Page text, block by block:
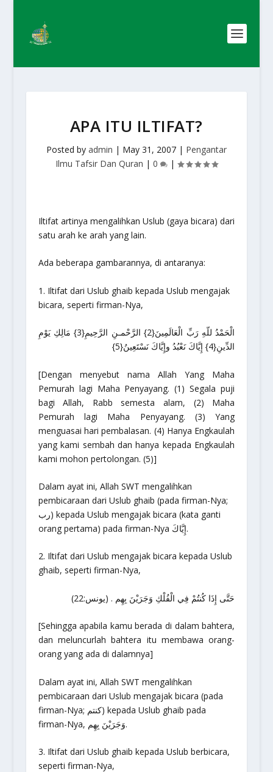
APA ITU ILTIFAT?
Posted by admin | May 31, 2007| Pengantar
Ilmu Tafsir Dan Quran | 0 |
Iltifatartinya mengalihkan Uslub (gaya bicara) dari
satu arah ke arah yang lain.
Ada beberapa gambarannya, di antaranya:
1. Iltifatdari Uslub ghaib kepada Uslub mengajak
bicara, seperti firman-Nya,
الْحَمْدُ للّهِ رَبِّ الْعَالَمِينَ{2} الرَّحْمـنِ الرَّحِيمِ{3} مَالِكِ يَوْمِ
الدِّينِ{4} إِيَّاكَ نَعْبُدُ وإِيَّاكَ نَسْتَعِينُ{5}
[Dengan menyebut nama Allah Yang Maha
Pemurah lagi Maha Penyayang. (1) Segala puji
bagi Allah, Rabb semesta alam, (2) Maha
Pemurah lagi Maha Penyayang. (3) Yang
menguasai hari pembalasan. (4) Hanya Engkaulah
yang kami sembah dan hanya kepada Engkaulah
kami mohon pertolongan. (5)]
Dalam ayat ini, Allah SWT mengalihkan
pembicaraan dari Uslub ghaib (pada firman-Nya;
رب) kepada Uslub mengajak bicara (kata ganti
orang pertama) pada firman-Nya إِيَّاكَ.
2. Iltifat dari Uslub mengajak bicara kepada Uslub
ghaib, seperti firman-Nya,
حَتَّى إِذَا كُنتُمْ فِي الْفُلْكِ وَجَرَيْنَ بِهِم . (يونس:22)
[Sehingga apabila kamu berada di dalam bahtera,
dan meluncurlah bahtera itu membawa orang-
orang yang ada di dalamnya]
Dalam ayat ini, Allah SWT mengalihkan
pembicaraan dari Uslub mengajak bicara (pada
firman-Nya; كنتم) kepada Uslub ghaib pada
firman-Nya, وَجَرَيْنَ بِهِم.
3. Iltifat dari Uslub ghaib kepada Uslub berbicara,
seperti firman-Nya,